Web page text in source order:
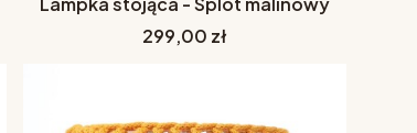
Cena
299,00 zł